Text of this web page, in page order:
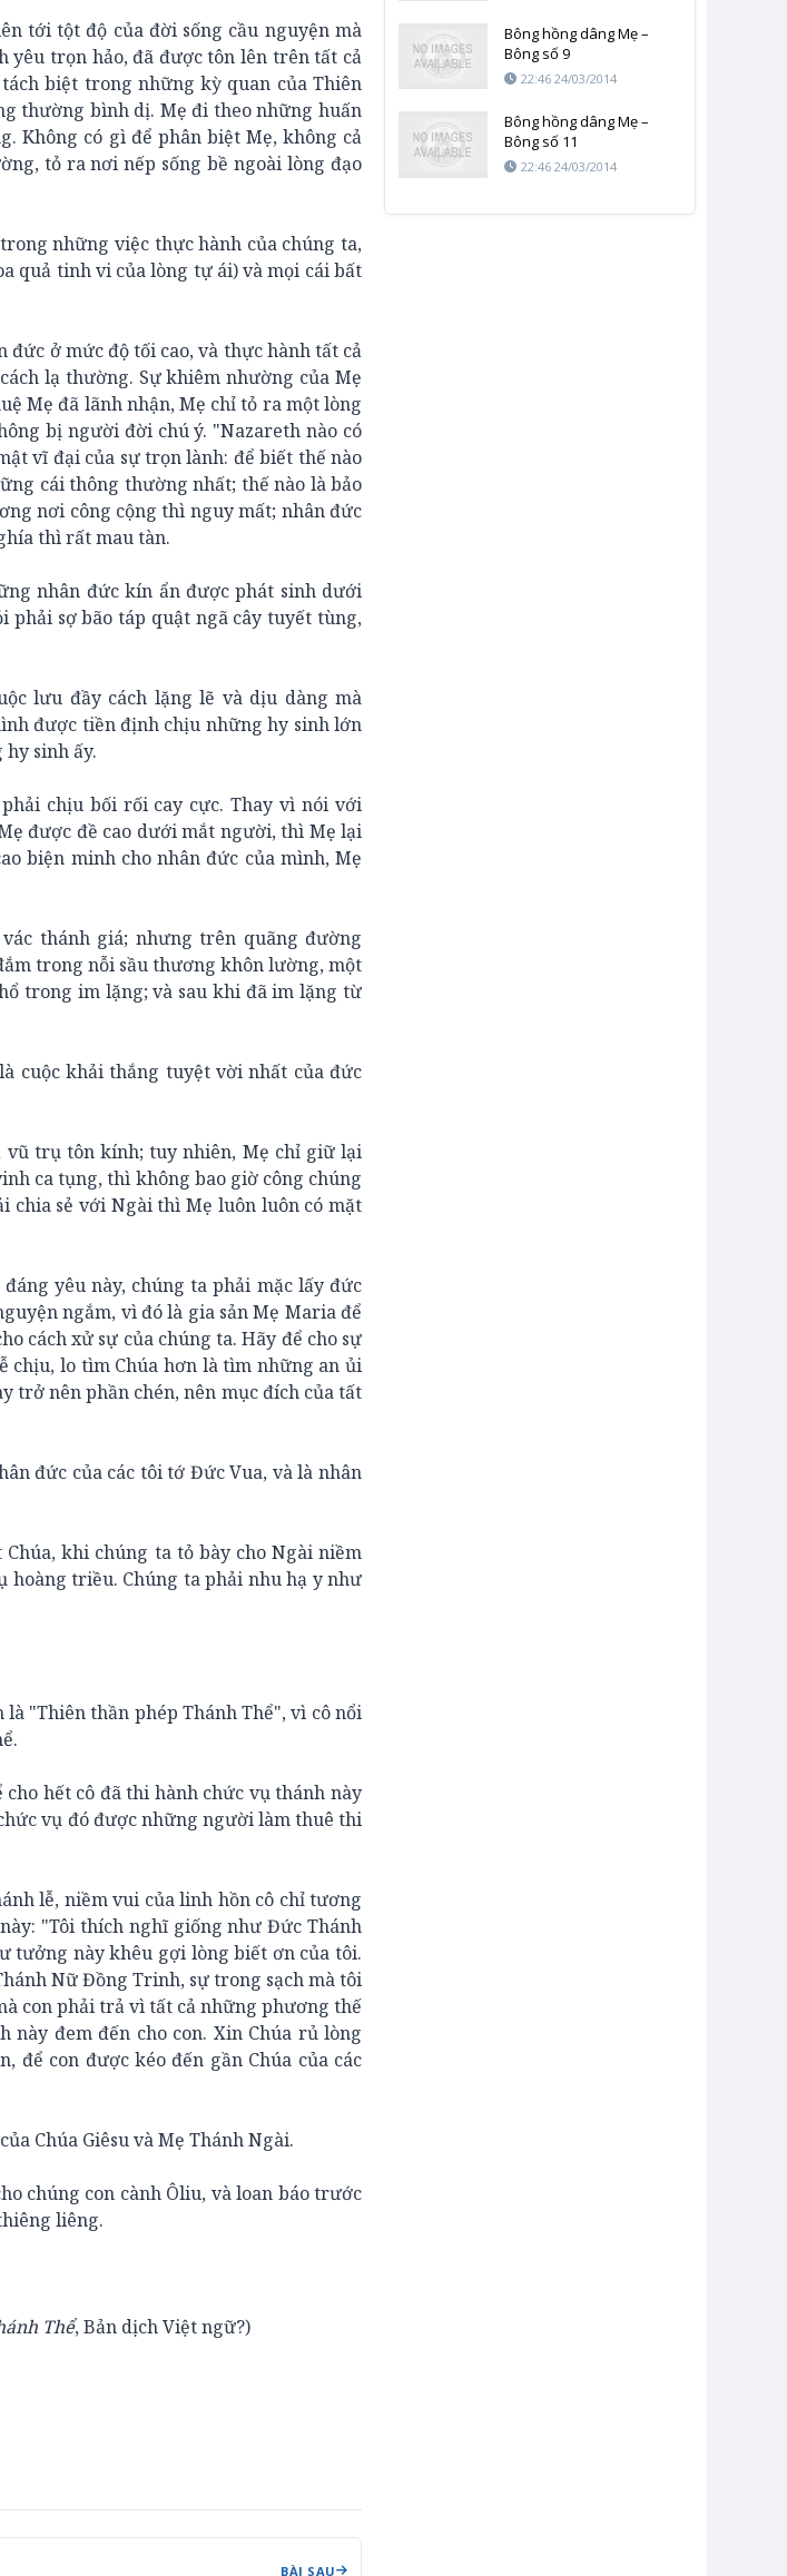
tới tột độ của đời sống cầu nguyện mà
trọn hảo, đã được tôn lên trên tất cả
biệt trong những kỳ quan của Thiên
thường bình dị. Mẹ đi theo những huấn
Không có gì để phân biệt Mẹ, không cả
tỏ ra nơi nếp sống bề ngoài lòng đạo
những việc thực hành của chúng ta,
quả tinh vi của lòng tự ái) và mọi cái bất
ở mức độ tối cao, và thực hành tất cả
lạ thường. Sự khiêm nhường của Mẹ
Mẹ đã lãnh nhận, Mẹ chỉ tỏ ra một lòng
bị người đời chú ý. "Nazareth nào có
vĩ đại của sự trọn lành: để biết thế nào
cái thông thường nhất; thế nào là bảo
nơi công cộng thì nguy mất; nhân đức
thì rất mau tàn.
nhân đức kín ẩn được phát sinh dưới
phải sợ bão táp quật ngã cây tuyết tùng,
lưu đầy cách lặng lẽ và dịu dàng mà
được tiền định chịu những hy sinh lớn
sinh ấy.
chịu bối rối cay cực. Thay vì nói với
được đề cao dưới mắt người, thì Mẹ lại
biện minh cho nhân đức của mình, Mẹ
thánh giá; nhưng trên quãng đường
trong nỗi sầu thương khôn lường, một
trong im lặng; và sau khi đã im lặng từ
cuộc khải thắng tuyệt vời nhất của đức
vũ trụ tôn kính; tuy nhiên, Mẹ chỉ giữ lại
ca tụng, thì không bao giờ công chúng
chia sẻ với Ngài thì Mẹ luôn luôn có mặt
yêu này, chúng ta phải mặc lấy đức
ngắm, vì đó là gia sản Mẹ Maria để
cách xử sự của chúng ta. Hãy để cho sự
chịu, lo tìm Chúa hơn là tìm những an ủi
trở nên phần chén, nên mục đích của tất
đức của các tôi tớ Đức Vua, và là nhân
khi chúng ta tỏ bày cho Ngài niềm
hoàng triều. Chúng ta phải nhu hạ y như
"Thiên thần phép Thánh Thể", vì cô nổi
hết cô đã thi hành chức vụ thánh này
vụ đó được những người làm thuê thi
lễ, niềm vui của linh hồn cô chỉ tương
"Tôi thích nghĩ giống như Đức Thánh
tưởng này khêu gợi lòng biết ơn của tôi.
Nữ Đồng Trinh, sự trong sạch mà tôi
con phải trả vì tất cả những phương thế
này đem đến cho con. Xin Chúa rủ lòng
con được kéo đến gần Chúa của các
Chúa Giêsu và Mẹ Thánh Ngài.
chúng con cành Ôliu, và loan báo trước
liêng.
Thể, Bản dịch Việt ngữ?)
BÀI SAU
Bông hồng dâng Mẹ –
Bông số 9
22:46 24/03/2014
Bông hồng dâng Mẹ –
Bông số 11
22:46 24/03/2014